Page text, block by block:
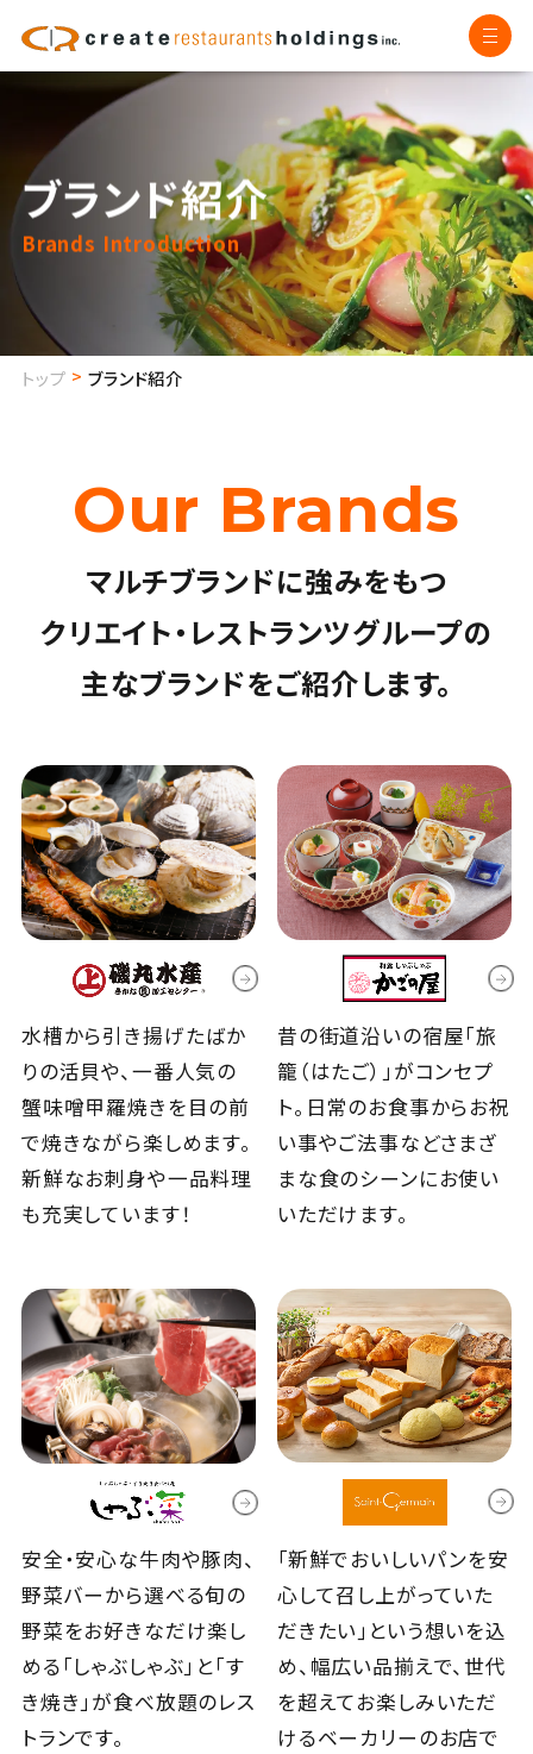
ブランド紹介
Brands Introduction
トップ ブランド紹介
Our Brands
マルチブランドに強みをもつ
クリエイト・レストランツグループの
主なブランドをご紹介します。
水槽から引き揚げたばか
りの活貝や、一番人気の
蟹味噌甲羅焼きを目の前
で焼きながら楽しめます。
新鮮なお刺身や一品料理
も充実しています！
昔の街道沿いの宿屋「旅
籠（はたご）」がコンセプ
ト。日常のお食事からお祝
い事やご法事などさまざ
まな食のシーンにお使い
いただけます。
安全・安心な牛肉や豚肉、
野菜バーから選べる旬の
野菜をお好きなだけ楽し
める「しゃぶしゃぶ」と「す
き焼き」が食べ放題のレス
トランです。
｢新鮮でおいしいパンを安
心して召し上がっていた
だきたい｣という想いを込
め、幅広い品揃えで、世代
を超えてお楽しみいただ
けるベーカリーのお店で